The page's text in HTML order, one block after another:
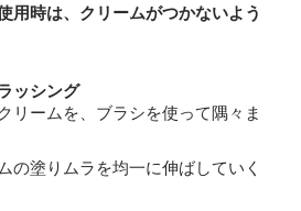
用時は、クリームがつかないよう
ッシング
リームを、ブラシを使って隅々ま
の塗りムラを均一に伸ばしていく